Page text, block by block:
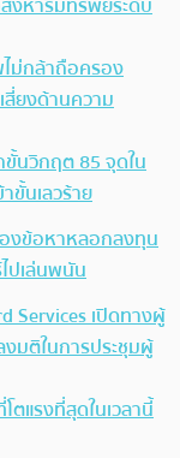
ม่กล้าถือครอง
สี่ยงด้านความ
นวิกฤต 85 จุดใน
ขั้นเลวร้าย
งข้อหาหลอกลงทุน
ปเล่นพนัน
Services เปิดทางผู้
มติในการประชุมผู้
ตแรงที่สุดในเวลานี้